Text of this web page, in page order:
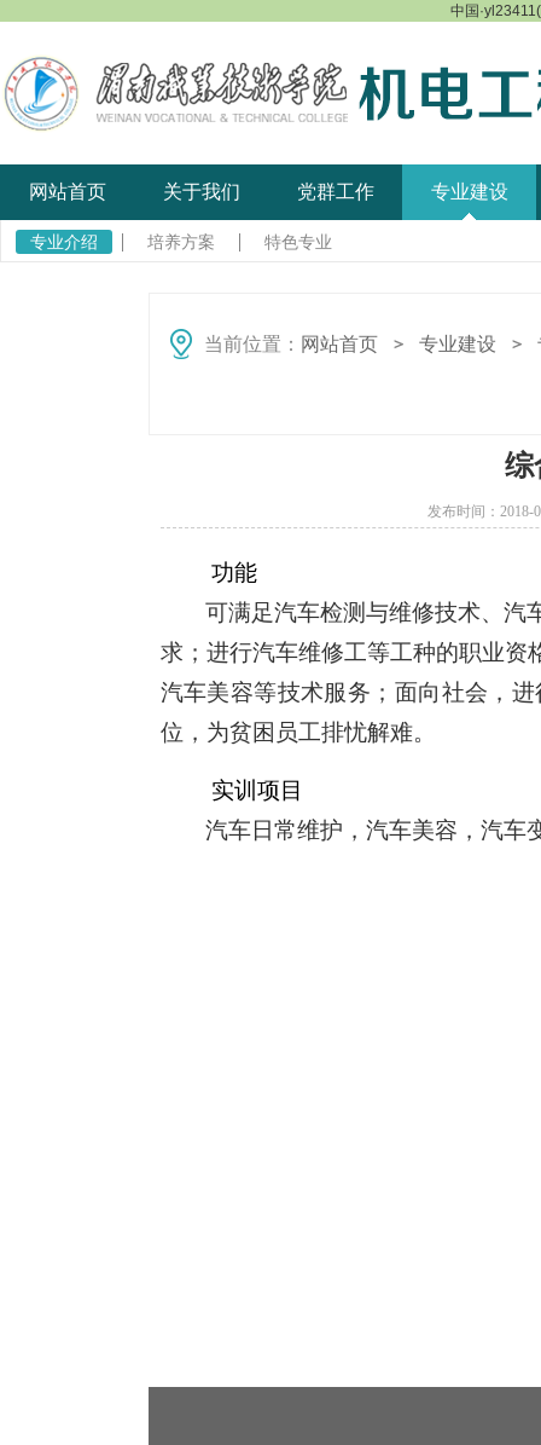
中国
网站首页 关于我们 党群工作 专业建设
专业介绍 培养方案 特色专业
当前位置： 网站首页 ＞ 专业建设 ＞
综
发布时间：
功能
可满足汽车检测与维修技术、汽
求；进行汽车维修工等工种的职业
汽车美容等技术服务；面向社会，
位，为贫困员工排忧解难。
实训项目
汽车日常维护，汽车美容，汽车